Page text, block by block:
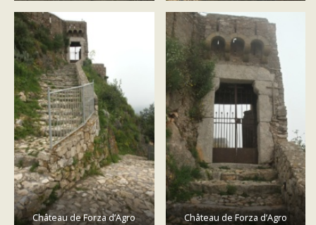
Château de Forza d’Agro Château de Forza d’Agro